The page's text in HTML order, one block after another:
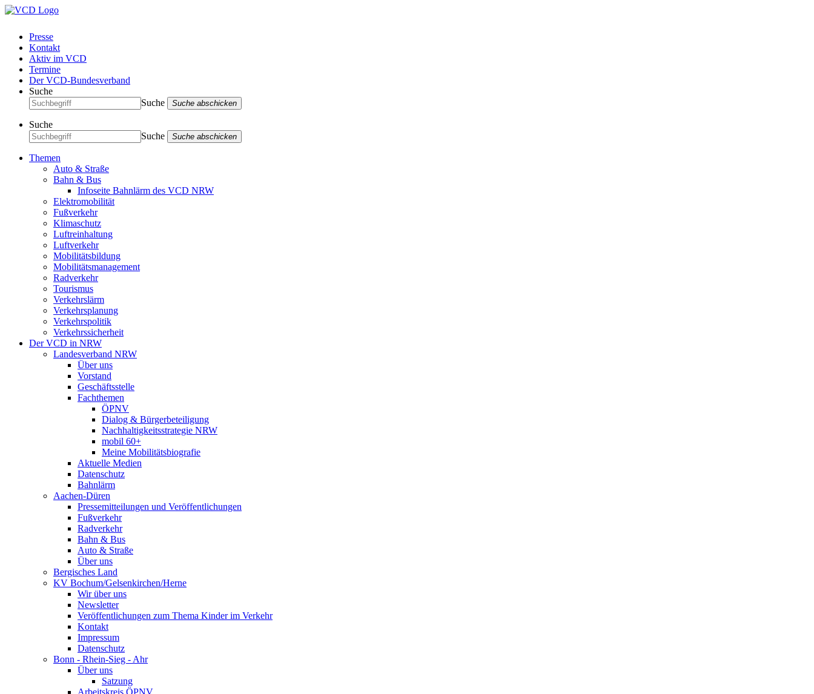
Presse
Kontakt
Aktiv im VCD
Termine
Der VCD-Bundesverband
Suche
Suche
Suche abschicken
Suche
Suche
Suche abschicken
Themen
Auto & Straße
Bahn & Bus
Infoseite Bahnlärm des VCD NRW
Elektromobilität
Fußverkehr
Klimaschutz
Luftreinhaltung
Luftverkehr
Mobilitätsbildung
Mobilitätsmanagement
Radverkehr
Tourismus
Verkehrslärm
Verkehrsplanung
Verkehrspolitik
Verkehrssicherheit
Der VCD in NRW
Landesverband NRW
Über uns
Vorstand
Geschäftsstelle
Fachthemen
ÖPNV
Dialog & Bürgerbeteiligung
Nachhaltigkeitsstrategie NRW
mobil 60+
Meine Mobilitätsbiografie
Aktuelle Medien
Datenschutz
Bahnlärm
Aachen-Düren
Pressemitteilungen und Veröffentlichungen
Fußverkehr
Radverkehr
Bahn & Bus
Auto & Straße
Über uns
Bergisches Land
KV Bochum/Gelsenkirchen/Herne
Wir über uns
Newsletter
Veröffentlichungen zum Thema Kinder im Verkehr
Kontakt
Impressum
Datenschutz
Bonn - Rhein-Sieg - Ahr
Über uns
Satzung
Arbeitskreis ÖPNV